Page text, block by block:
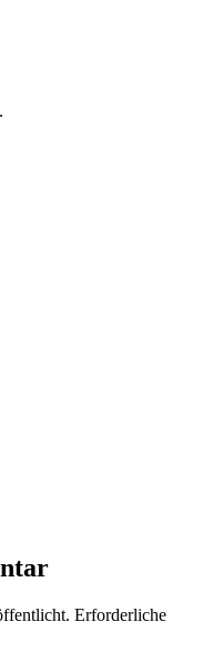
Erforderliche